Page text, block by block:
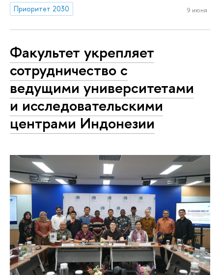
Приоритет 2030 9 июня
Факультет укрепляет
сотрудничество с
ведущими университетами
и исследовательскими
центрами Индонезии